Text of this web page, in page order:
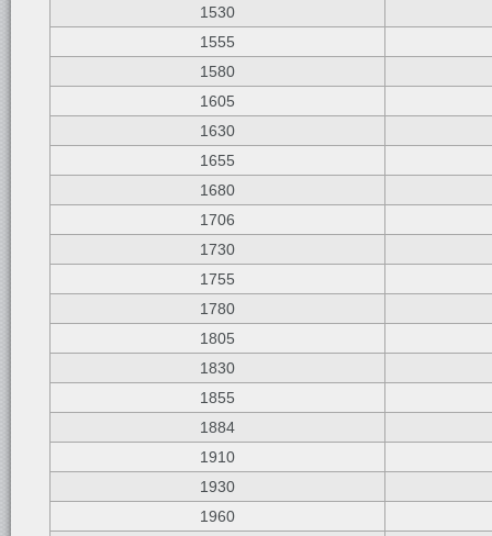
1530
1555
1580
1605
1630
1655
1680
1706
1730
1755
1780
1805
1830
1855
1884
1910
1930
1960